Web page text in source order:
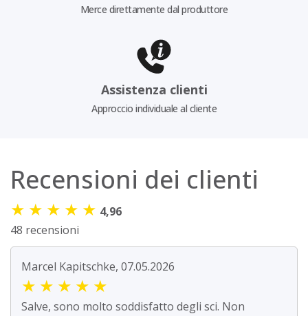
Merce direttamente dal produttore
Assistenza clienti
Approccio individuale al cliente
Recensioni dei clienti
★ ★ ★ ★ ★ 4,96
48 recensioni
Marcel Kapitschke, 07.05.2026
★ ★ ★ ★ ★
Salve, sono molto soddisfatto degli sci. Non